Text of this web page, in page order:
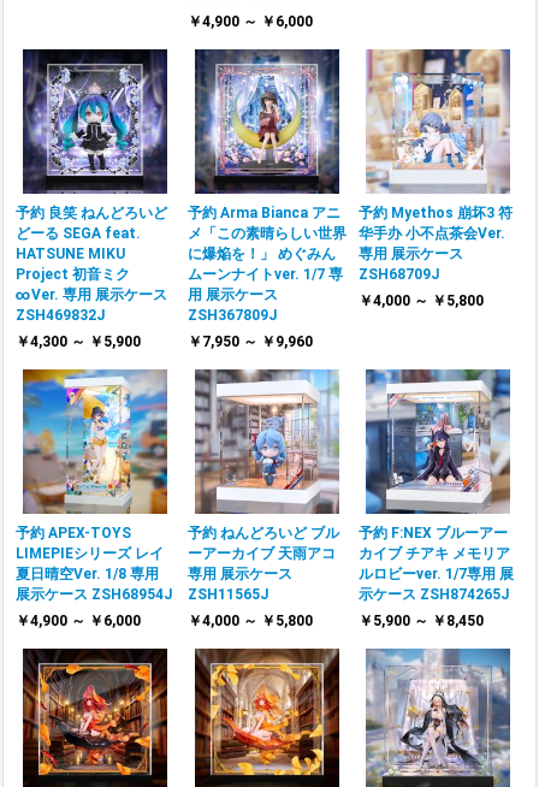
￥4,900 ～ ￥6,000
予約 良笑 ねんどろいど
どーる SEGA feat.
HATSUNE MIKU
Project 初音ミク
∞Ver. 専用 展示ケース
ZSH469832J
￥4,300 ～ ￥5,900
予約 Arma Bianca アニ
メ「この素晴らしい世界
に爆焔を！」 めぐみん
ムーンナイトver. 1/7 専
用 展示ケース
ZSH367809J
￥7,950 ～ ￥9,960
予約 Myethos 崩坏3 符
华手办 小不点茶会Ver.
専用 展示ケース
ZSH68709J
￥4,000 ～ ￥5,800
予約 APEX-TOYS
LIMEPIEシリーズ レイ
夏日晴空Ver. 1/8 専用
展示ケース ZSH68954J
￥4,900 ～ ￥6,000
予約 ねんどろいど ブル
ーアーカイブ 天雨アコ
専用 展示ケース
ZSH11565J
￥4,000 ～ ￥5,800
予約 F:NEX ブルーアー
カイブ チアキ メモリア
ルロビーver. 1/7専用 展
示ケース ZSH874265J
￥5,900 ～ ￥8,450